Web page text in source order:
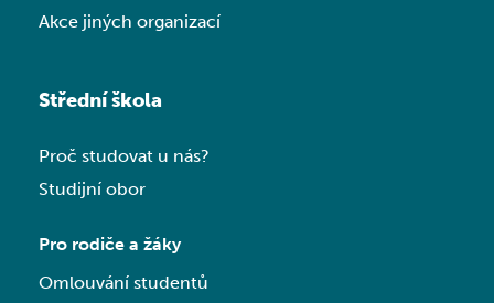
Akce jiných organizací
Střední škola
Proč studovat u nás?
Studijní obor
Pro rodiče a žáky
Omlouvání studentů